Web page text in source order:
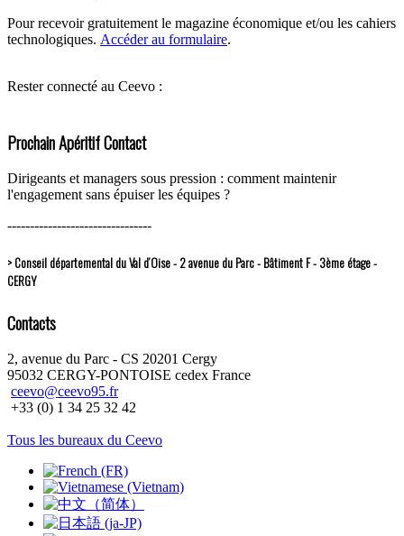
Pour recevoir gratuitement le magazine économique et/ou les cahiers
technologiques. Accéder au formulaire.
Rester connecté au Ceevo :
Prochain Apéritif Contact
Dirigeants et managers sous pression : comment maintenir
l'engagement sans épuiser les équipes ?
--------------------------------
> Conseil départemental du Val d’Oise - 2 avenue du Parc - Bâtiment F - 3ème étage -
CERGY
Contacts
2, avenue du Parc - CS 20201 Cergy
95032 CERGY-PONTOISE cedex France
ceevo@ceevo95.fr
+33 (0) 1 34 25 32 42
Tous les bureaux du Ceevo